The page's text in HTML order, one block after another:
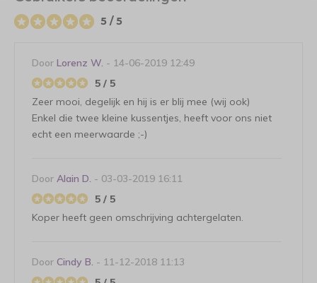
5 / 5
Door Lorenz W. - 14-06-2019 12:49
5 / 5
Zeer mooi, degelijk en hij is er blij mee (wij ook)
Enkel die twee kleine kussentjes, heeft voor ons niet
echt een meerwaarde ;-)
Door Alain D. - 03-03-2019 16:11
5 / 5
Koper heeft geen omschrijving achtergelaten.
Door Cindy B. - 11-12-2018 11:13